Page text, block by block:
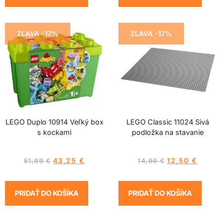
ZĽAVA -17%
LEGO Duplo 10914 Veľký box
s kockami
51,99€ 43,25 €
PRIDAŤ DO KOŠÍKA
ZĽAVA -17%
LEGO Classic 11024 Sivá
podložka na stavanie
14,99€ 12,50€
PRIDAŤ DO KOŠÍKA